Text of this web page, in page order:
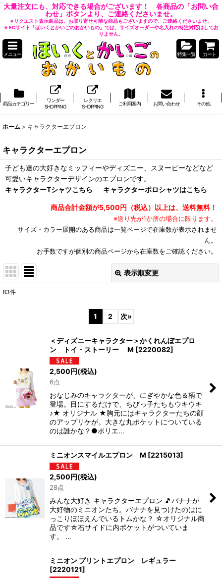
大量注文にも、対応できる場合がございます！ 各商品の「お問い合
わせ」ボタンより、ご連絡くださいませ。
※リクエスト表示商品は、お取り寄せ可能な商品もございますので、ご連絡くださいませ。
※ ECサイト「ほいくとかいごのおかいもの」では、サイズオーダーや名入れの特注対応はしてお
りません。
メニュー 特集一覧 カート
商品カテゴリー
ワンダー
SHOPPING
レクリエ
SHOPPING
ご利用案内 お問い合わせ その他
ホーム > キャラクターエプロン
キャラクターエプロン
子ども達の大好きなミッフィーやディズニー、スヌーピーなどなど
可愛いキャラクターデザインのエプロンです。
キャラクターTシャツこちら
キャラクターポロシャツはこちら
商品合計金額が5,500円（税込）以上は、送料無料！
※送り先が1か所の場合に限ります。
サイズ・カラー展開のある商品は一覧ページで在庫数が表示されませ
ん。
お手数ですが個別の商品ページから在庫数をご確認ください。
表示順変更
サブカテゴリ
並び順
絞り込む
83件
1 2 次»
＜ディズニーキャラクター＞かくれんぼエプロ
ン トイ・ストーリー M [2220082]
2,500円(税込)
6点
おなじみのキャラクターが、にぎやかな色＆柄で
登場。目にするだけで、ちびっ子たちもウキウキ
♪★ オリジナル ★胸元にはキャラクターたちの顔
のアップリケが。大きな丸ポケットについている
のは誰かな？●ポリエ…
ミニオンスマイルエプロン M [2215013]
2,500円(税込)
28点
みんな大好き キャラクターエプロン 🎵バナナが
大好物のミニオンたち。バナナを見つけたのはに
っこりほほえんでいるトムかな？ ☆オリジナル商
品です☆右サイドに内ポケットがついていま
す。 …
ミニオン プリントエプロン レギュラー
[2220121]